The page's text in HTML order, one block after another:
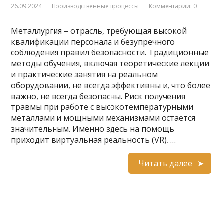
26.09.2024 Производственные процессы Комментарии: 0
Металлургия – отрасль, требующая высокой
квалификации персонала и безупречного
соблюдения правил безопасности. Традиционные
методы обучения, включая теоретические лекции
и практические занятия на реальном
оборудовании, не всегда эффективны и, что более
важно, не всегда безопасны. Риск получения
травмы при работе с высокотемпературными
металлами и мощными механизмами остается
значительным. Именно здесь на помощь
приходит виртуальная реальность (VR), …
Читать далее